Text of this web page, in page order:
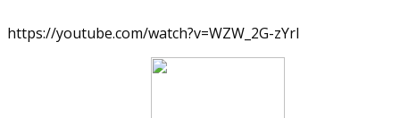
https://youtube.com/watch?v=WZW_2G-zYrI